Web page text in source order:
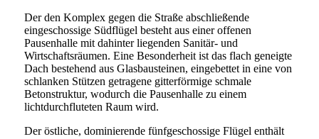
Der den Komplex gegen die Straße abschließende
eingeschossige Südflügel besteht aus einer offenen
Pausenhalle mit dahinter liegenden Sanitär- und
Wirtschaftsräumen. Eine Besonderheit ist das flach geneigte
Dach bestehend aus Glasbausteinen, eingebettet in eine von
schlanken Stützen getragene gitterförmige schmale
Betonstruktur, wodurch die Pausenhalle zu einem
lichtdurchfluteten Raum wird.
Der östliche, dominierende fünfgeschossige Flügel enthält